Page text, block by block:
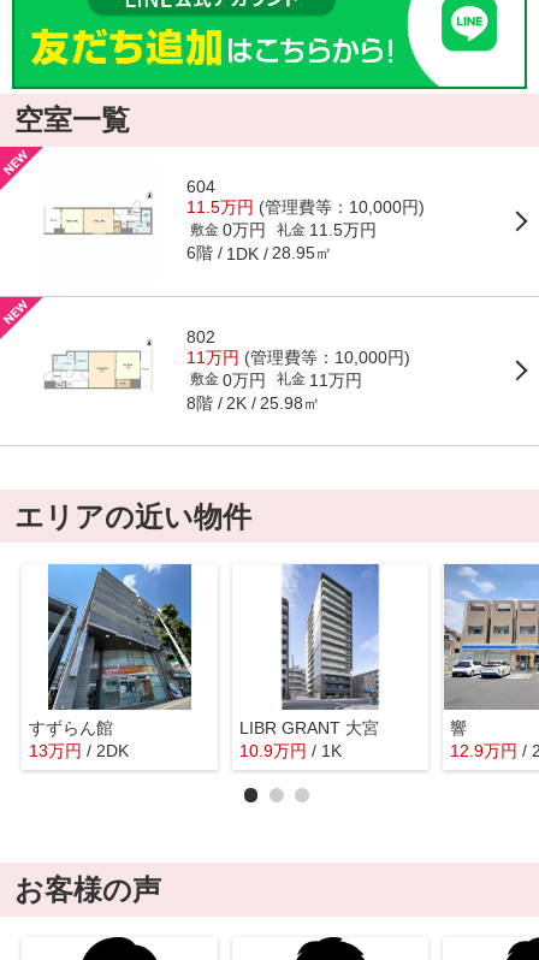
空室一覧
604
11.5万円 (管理費等：10,000円)
敷金 0万円 礼金 11.5万円
6階 1DK 28.95㎡
802
11万円 (管理費等：10,000円)
敷金 0万円 礼金 11万円
8階 2K 25.98㎡
エリアの近い物件
すずらん館
13万円 / 2DK
LIBR GRANT 大宮
10.9万円 / 1K
響
12.9万円 /
お客様の声